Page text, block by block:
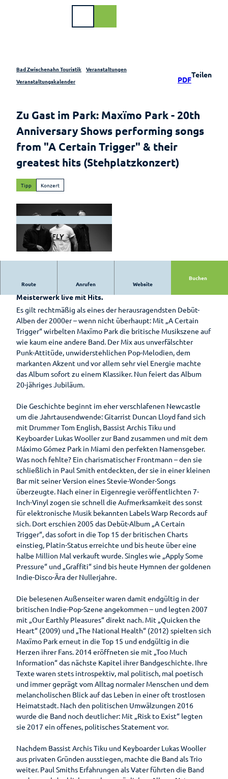
Meer
Gastgeber
Pauschalen
Barrierefreier
Urlaub
Wohnmobilstellplatz
am Badepark
Im Überblick
Veranstaltungskalender
Illumination –
Bad
Zwischenahner
Woche
Weinfest am
Meer
Sport-Events
Shantys
Ticket-Shop
Radfahren
Zusammengefasst
Knotenpunktsystem
Fahrradstraße
Radrouten
Radwanderkarten
E-Bike-
Ladestationen
Kulinarik
Genuss
am
Meer
Gastronomieführer
Ammerländer
Schinken
Zwischenahner
Ammerländer
Löffeltrunk
So schmeckt
Bad
Zwischenahn
Parklandschaft
Grün erleben
Kurpark
Park der
Gärten
Schaugärten
Tages des
offenen
Gartens
Erleben
Auf
Entdeckungsreise
Erlebnis-
Freizeitführer
Zwischenahner
Meer
Auf
dem
Wasser
Einkaufen
Einkaufser
lebnis
Shoppingf
ührer
übersicht
Öffentlic
he
Sehenswertes
Sehenswürdig
keiten
Museen
Kirchen
Gästeführungen
Wandern
Gesundheit
Auf
einen
Gesundheitsführer
Moor
Kneipp
Fünf
Säulen
Wasser
Ernährun
g
Heilpfla
nzen
Bewegu
Lebenso
rdnung
Badekur
Prävention
Wellenbad
am Meer
Planen
Aufenthalt
Prospektbestellung
Gästekarte
Anreise
Karte
Reiseversicherung
Ansprechpartner
Tourist-
Bad Zwischenahn Touristik Veranstaltungen
Veranstaltungskalender
PDF
Teilen
Zu Gast im Park: Maxïmo Park - 20th
Anniversary Shows performing songs
from "A Certain Trigger" & their
greatest hits (Stehplatzkonzert)
Tipp Konzert
Route Anrufen Website
Buchen
20 Jahre „A Certain Trigger“: Maxïmo Park feiern ihr Indie-
Meisterwerk live mit Hits.
Es gilt rechtmäßig als eines der herausragendsten Debüt-
Alben der 2000er – wenn nicht überhaupt: Mit „A Certain
Trigger“ wirbelten Maxïmo Park die britische Musikszene auf
wie kaum eine andere Band. Der Mix aus unverfälschter
Punk-Attitüde, unwiderstehlichen Pop-Melodien, dem
markanten Akzent und vor allem sehr viel Energie machte
das Album sofort zu einem Klassiker. Nun feiert das Album
20-jähriges Jubiläum.
Die Geschichte beginnt im eher verschlafenen Newcastle
um die Jahrtausendwende: Gitarrist Duncan Lloyd fand sich
mit Drummer Tom English, Bassist Archis Tiku und
Keyboarder Lukas Wooller zur Band zusammen und mit dem
Máximo Gómez Park in Miami den perfekten Namensgeber.
Was noch fehlte? Ein charismatischer Frontmann – den sie
schließlich in Paul Smith entdeckten, der sie in einer kleinen
Bar mit seiner Version eines Stevie-Wonder-Songs
überzeugte. Nach einer in Eigenregie veröffentlichten 7-
Inch-Vinyl zogen sie schnell die Aufmerksamkeit des sonst
für elektronische Musik bekannten Labels Warp Records auf
sich. Dort erschien 2005 das Debüt-Album „A Certain
Trigger“, das sofort in die Top 15 der britischen Charts
einstieg, Platin-Status erreichte und bis heute über eine
halbe Million Mal verkauft wurde. Singles wie „Apply Some
Pressure“ und „Graffiti“ sind bis heute Hymnen der goldenen
Indie-Disco-Ära der Nullerjahre.
Die belesenen Außenseiter waren damit endgültig in der
britischen Indie-Pop-Szene angekommen – und legten 2007
mit „Our Earthly Pleasures“ direkt nach. Mit „Quicken the
Heart“ (2009) und „The National Health“ (2012) spielten sich
Maxïmo Park erneut in die Top 15 und endgültig in die
Herzen ihrer Fans. 2014 eröffneten sie mit „Too Much
Information“ das nächste Kapitel ihrer Bandgeschichte. Ihre
Texte waren stets introspektiv, mal politisch, mal poetisch
und immer geprägt vom Alltag normaler Menschen und dem
melancholischen Blick auf das Leben in einer oft trostlosen
Heimatstadt. Nach den politischen Umwälzungen 2016
wurde die Band noch deutlicher: Mit „Risk to Exist“ legten
sie 2017 ein offenes, politisches Statement vor.
Nachdem Bassist Archis Tiku und Keyboarder Lukas Wooller
aus privaten Gründen ausstiegen, machte die Band als Trio
weiter. Paul Smiths Erfahrungen als Vater führten die Band